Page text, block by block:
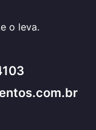
o leva.